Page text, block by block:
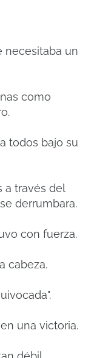
necesitaba un
como
todos bajo su
a través del
derrumbara.
con fuerza.
cabeza.
una victoria.